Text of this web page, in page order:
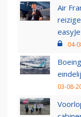
Air
04-
03-08-